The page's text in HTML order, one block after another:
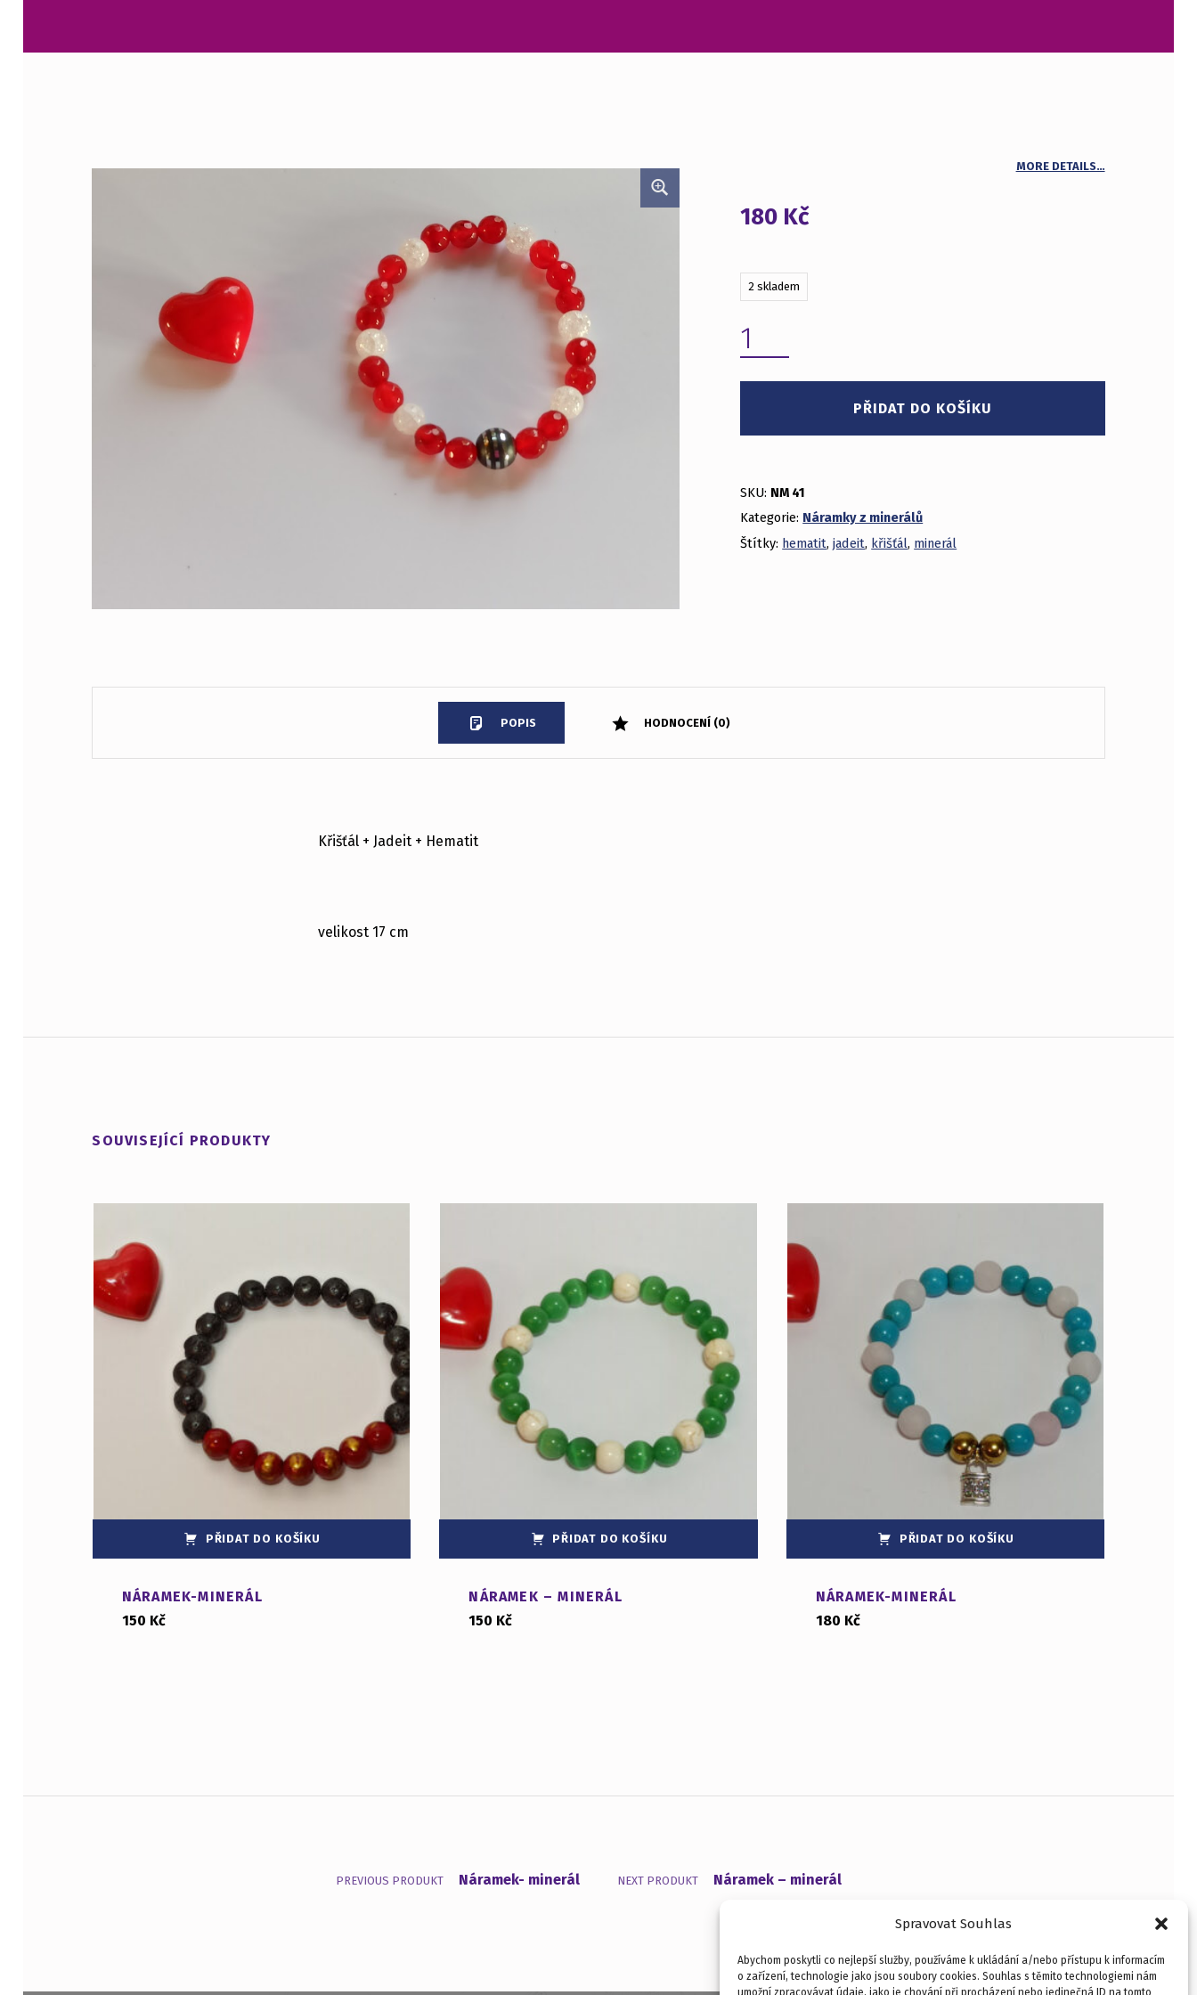
Spravovat Souhlas
Abychom poskytli co nejlepší služby, používáme k ukládání a/nebo přístupu k informacím
o zařízení, technologie jako jsou soubory cookies. Souhlas s těmito technologiemi nám
umožní zpracovávat údaje, jako je chování při procházení nebo jedinečná ID na tomto
MORE DETAILS…
180 Kč
2 skladem
PŘIDAT DO KOŠÍKU
SKU: NM 41
Kategorie: Náramky z minerálů
Štítky: hematit,jadeit, křišťál, minerál
POPIS HODNOCENÍ (0)
POPIS
Křišťál + Jadeit + Hematit
velikost 17 cm
SOUVISEJÍCÍ PRODUKTY
PŘIDAT DO KOŠÍKU
NÁRAMEK-MINERÁL
150 Kč
PŘIDAT DO KOŠÍKU
NÁRAMEK – MINERÁL
150 Kč
PŘIDAT DO KOŠÍKU
NÁRAMEK-MINERÁL
180 Kč
Navigace pro příspěvek
PREVIOUS PRODUKT Náramek- minerál NEXT PRODUKT Náramek – minerál